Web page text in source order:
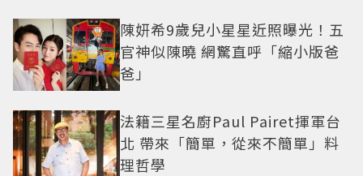
陳妍希9歲兒小星星近照曝光！五
官神似陳曉 網驚直呼「縮小版爸
爸」
法籍三星名廚Paul Pairet揮軍台
北 帶來「簡單，從來不簡單」料
理哲學